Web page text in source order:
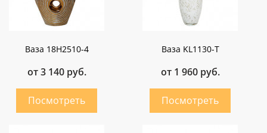
Ваза 18H2510-4
от 3 140 руб.
Ваза KL1130-T
от 1 960 руб.